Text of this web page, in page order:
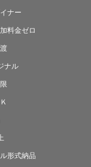
ナー
料金ゼロ
ナル
形式納品